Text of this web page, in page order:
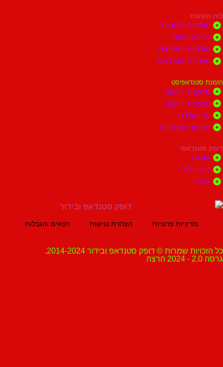
קרובות
ומקומות
סטנדאפ
רווקות
רווקים
ומוסדות
לנו
מדיניות פרטיות הצהרת נגישות תנאים והגבלות
שמרות © דופק סטנדאפ ובידור 2014-2024.